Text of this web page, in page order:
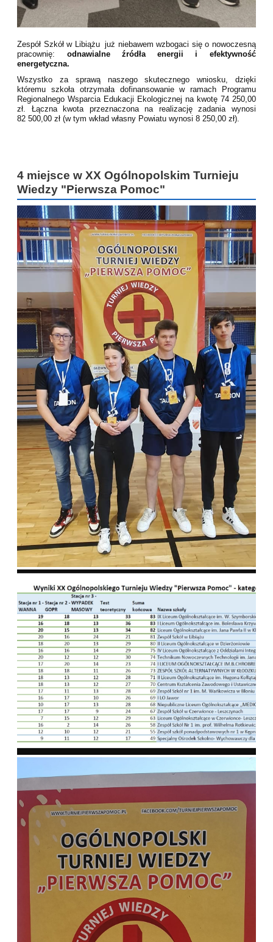
Zespół Szkół w Libiążu już niebawem wzbogaci się o nowoczesną
pracownię: odnawialne źródła energii i efektywność
energetyczna.
Wszystko za sprawą naszego skutecznego wniosku, dzięki
któremu szkoła otrzymała dofinansowanie w ramach Programu
Regionalnego Wsparcia Edukacji Ekologicznej na kwotę 74 250,00
zł. Łączna kwota przeznaczona na realizację zadania wynosi
82 500,00 zł (w tym wkład własny Powiatu wynosi 8 250,00 zł).
4 miejsce w XX Ogólnopolskim Turnieju
Wiedzy "Pierwsza Pomoc"